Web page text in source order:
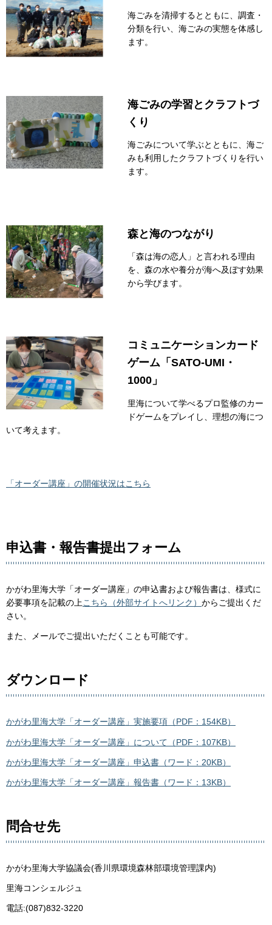
海ごみを清掃するとともに、調査・
分類を行い、海ごみの実態を体感し
ます。
海ごみの学習とクラフトづ
くり
海ごみについて学ぶとともに、海ご
みも利用したクラフトづくりを行い
ます。
森と海のつながり
「森は海の恋人」と言われる理由
を、森の水や養分が海へ及ぼす効果
から学びます。
コミュニケーションカード
ゲーム「SATO-UMI・
1000」
里海について学べるプロ監修のカー
ドゲームをプレイし、理想の海につ
いて考えます。
「オーダー講座」の開催状況はこちら
申込書・報告書提出フォーム
かがわ里海大学「オーダー講座」の申込書および報告書は、様式に
必要事項を記載の上こちら（外部サイトへリンク） からご提出くだ
さい。
また、メールでご提出いただくことも可能です。
ダウンロード
かがわ里海大学「オーダー講座」実施要項（PDF：154KB）
かがわ里海大学「オーダー講座」について（PDF：107KB）
かがわ里海大学「オーダー講座」申込書（ワード：20KB）
かがわ里海大学「オーダー講座」報告書（ワード：13KB）
問合せ先
かがわ里海大学協議会(香川県環境森林部環境管理課内)
里海コンシェルジュ
電話:(087)832-3220